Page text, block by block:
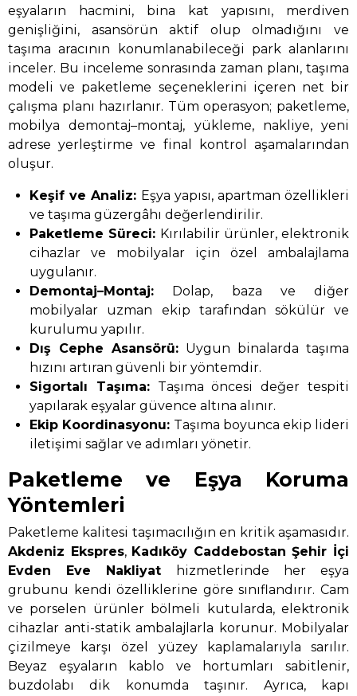
eşyaların hacmini, bina kat yapısını, merdiven
genişliğini, asansörün aktif olup olmadığını ve
taşıma aracının konumlanabileceği park alanlarını
inceler. Bu inceleme sonrasında zaman planı, taşıma
modeli ve paketleme seçeneklerini içeren net bir
çalışma planı hazırlanır. Tüm operasyon; paketleme,
mobilya demontaj–montaj, yükleme, nakliye, yeni
adrese yerleştirme ve final kontrol aşamalarından
oluşur.
Keşif ve Analiz: Eşya yapısı, apartman özellikleri
ve taşıma güzergâhı değerlendirilir.
Paketleme Süreci: Kırılabilir ürünler, elektronik
cihazlar ve mobilyalar için özel ambalajlama
uygulanır.
Demontaj–Montaj: Dolap, baza ve diğer
mobilyalar uzman ekip tarafından sökülür ve
kurulumu yapılır.
Dış Cephe Asansörü: Uygun binalarda taşıma
hızını artıran güvenli bir yöntemdir.
Sigortalı Taşıma:Taşıma öncesi değer tespiti
yapılarak eşyalar güvence altına alınır.
Ekip Koordinasyonu: Taşıma boyunca ekip lideri
iletişimi sağlar ve adımları yönetir.
Paketleme ve Eşya Koruma
Yöntemleri
Paketleme kalitesi taşımacılığın en kritik aşamasıdır.
Akdeniz Ekspres, Kadıköy Caddebostan Şehir İçi
Evden Eve Nakliyat hizmetlerinde her eşya
grubunu kendi özelliklerine göre sınıflandırır. Cam
ve porselen ürünler bölmeli kutularda, elektronik
cihazlar anti-statik ambalajlarla korunur. Mobilyalar
çizilmeye karşı özel yüzey kaplamalarıyla sarılır.
Beyaz eşyaların kablo ve hortumları sabitlenir,
buzdolabı dik konumda taşınır. Ayrıca, kapı